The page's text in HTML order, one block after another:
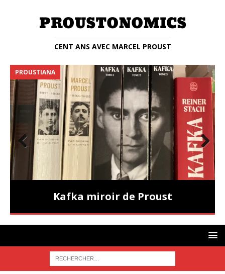
CENT ANS AVEC MARCEL PROUST
PROUSTIANA
Kafka miroir de Proust
Nex